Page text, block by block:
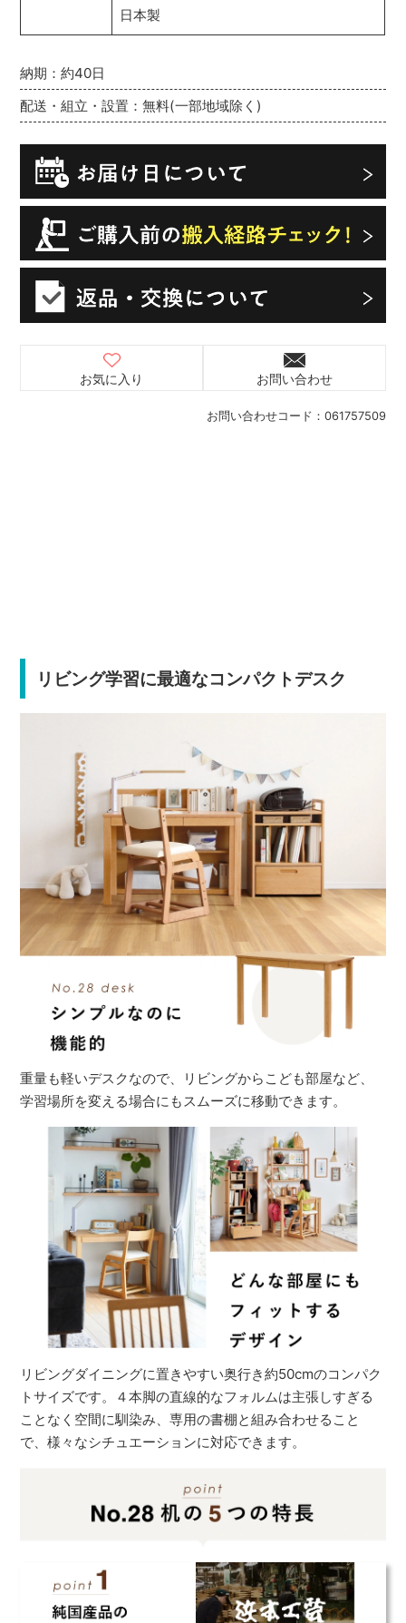
お問い合わせコード： 061757509
納期：約40日
配送・組立・設置：無料(一部地域除く)
お気に入り お問い合わせ
リビング学習に最適なコンパクトデスク
重量も軽いデスクなので、リビングからこども部屋など、
学習場所を変える場合にもスムーズに移動できます。
リビングダイニングに置きやすい奥行き約50cmのコンパク
トサイズです。４本脚の直線的なフォルムは主張しすぎる
ことなく空間に馴染み、専用の書棚と組み合わせること
で、様々なシチュエーションに対応できます。
日本製